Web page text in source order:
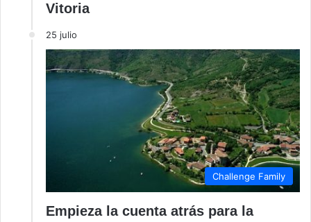
Vitoria
25 julio
Challenge Family
Empieza la cuenta atrás para la